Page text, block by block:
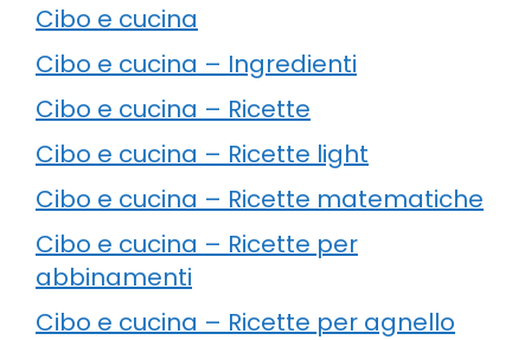
Cibo e cucina
Cibo e cucina – Ingredienti
Cibo e cucina – Ricette
Cibo e cucina – Ricette light
Cibo e cucina – Ricette matematiche
Cibo e cucina – Ricette per
abbinamenti
Cibo e cucina – Ricette per agnello